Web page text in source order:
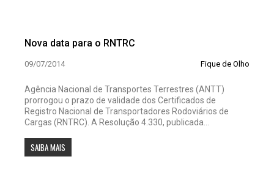
Nova data para o RNTRC
09/07/2014 Fique de Olho
Agência Nacional de Transportes Terrestres (ANTT)
prorrogou o prazo de validade dos Certificados de
Registro Nacional de Transportadores Rodoviários de
Cargas (RNTRC). A Resolução 4.330, publicada...
SAIBA MAIS